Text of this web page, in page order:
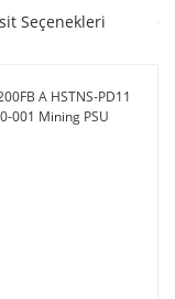
Seçenekleri
A HSTNS-PD11
001 Mining PSU